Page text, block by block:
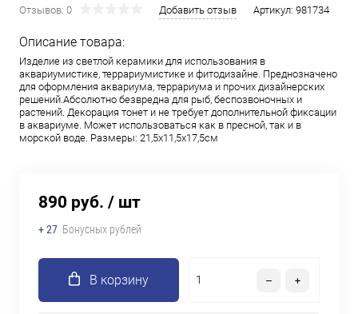
Отзывов: 0 Добавить отзыв Артикул: 981734
Описание товара:
Изделие из светлой керамики для использования в
аквариумистике, террариумистике и фитодизайне. Преднозначено
для оформления аквариума, террариума и прочих дизайнерских
решений.Абсолютно безвредна для рыб, беспозвоночных и
растений. Декорация тонет и не требует дополнительной фиксации
в аквариуме. Может использоваться как в пресной, так и в
морской воде. Размеры: 21,5х11,5х17,5см
890 руб. / шт
+ 27 Бонусных рублей
В корзину